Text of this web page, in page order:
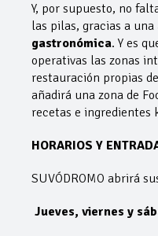
Y, por supuesto, no
las pilas, gracias a una
gastronómica. Y es
operativas las zonas
restauración propias
añadirá una zona de
recetas e ingredientes
HORARIOS Y
SUVÓDROMO abrirá
Jueves, viernes y